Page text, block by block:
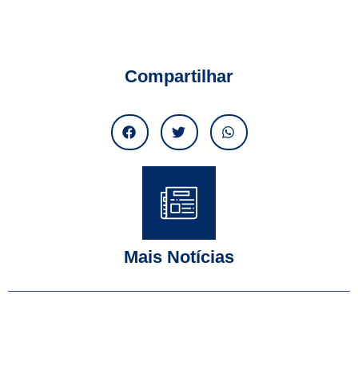
Compartilhar
Mais Notícias